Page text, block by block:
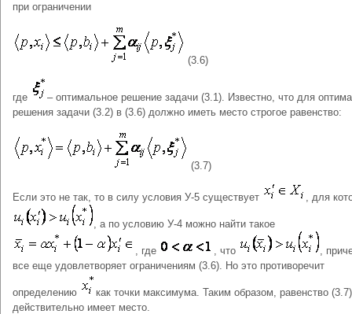
при ограничении
(3.6)
где
– оптимальное решение задачи (3.1). Известно, что для
решения задачи (3.2) в (3.6) должно иметь место строгое равенство:
(3.7)
Если это не так, то в силу условия У‑5 существует , для
, а по условию У‑4 можно найти такое
, где , что
,
все еще удовлетворяет ограничениям (3.6). Но это противоречит
определению
как точки максимума. Таким образом, равенство (3.7)
действительно имеет место.